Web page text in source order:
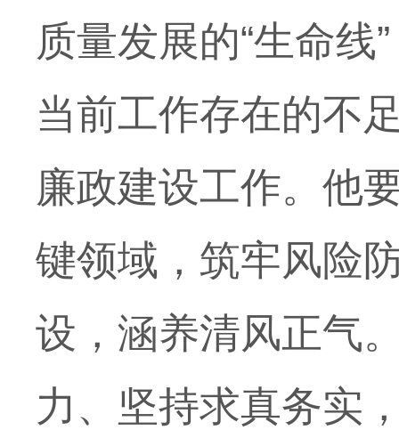
质量发展的“生命
当前工作存在的不
廉政建设工作。他
键领域，筑牢风险
设，涵养清风正气
力、坚持求真务实